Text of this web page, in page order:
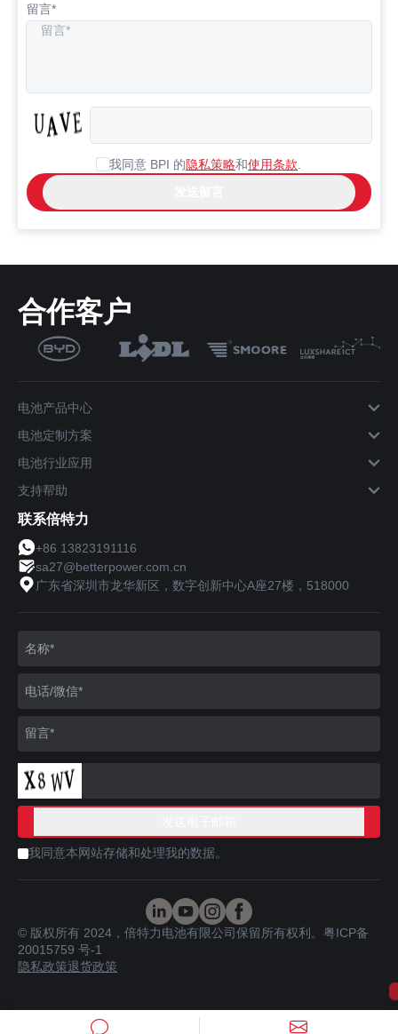
留言*
我同意 BPI 的隐私策略和使用条款
合作客户
电池产品中心
电池定制方案
电池行业应用
支持帮助
联系倍特力
+86 13823191116
sa27@betterpower.com.cn
广东省深圳市龙华新区，数字创新中心A座27楼，518000
我同意本网站存储和处理我的数据。
© 版权所有 2024，倍特力电池有限公司保留所有权利。 粤ICP备
20015759 号-1
隐私政策退货政策